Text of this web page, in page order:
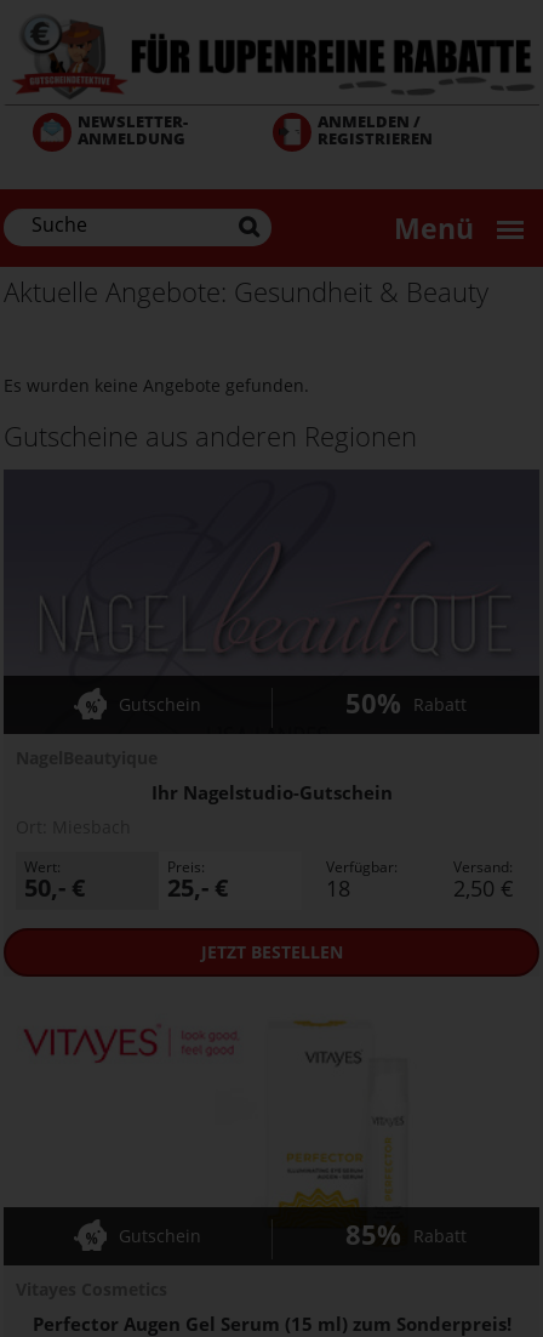
zum
Inhalt
NEWSLETTER-
ANMELDUNG
ANMELDEN /
REGISTRIEREN
Menü
Aktuelle Angebote: Gesundheit & Beauty
Es wurden keine Angebote gefunden.
Gutscheine aus anderen Regionen
Ihr Nagelstudio-Gutschein
Gutschein 50% Rabatt
Wert:
50,- €
Preis:
25,- €
Verfügbar:
18
Versand:
2,50 €
JETZTBESTELLEN
Perfector Augen Gel Serum (15 ml) zum Sonderpreis!
Gutschein 85% Rabatt